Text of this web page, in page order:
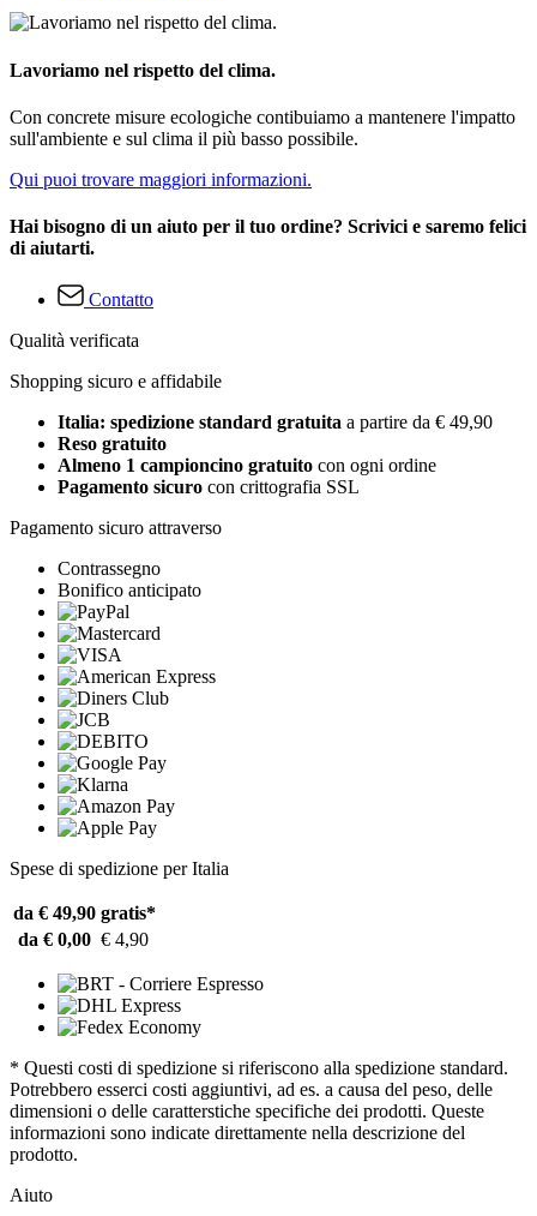
Lavoriamo nel rispetto del clima.
Con concrete misure ecologiche contibuiamo a mantenere l'impatto
sull'ambiente e sul clima il più basso possibile.
Qui puoi trovare maggiori informazioni.
Hai bisogno di un aiuto per il tuo ordine? Scrivici e saremo felici
di aiutarti.
Contatto
Qualità verificata
Shopping sicuro e affidabile
Italia: spedizione standard gratuita a partire da € 49,90
Reso gratuito
Almeno 1 campioncino gratuito con ogni ordine
Pagamento sicuro con crittografia SSL
Pagamento sicuro attraverso
Contrassegno
Bonifico anticipato
Spese di spedizione per Italia
da € 49,90 gratis*
da € 0,00 € 4,90
* Questi costi di spedizione si riferiscono alla spedizione standard.
Potrebbero esserci costi aggiuntivi, ad es. a causa del peso, delle
dimensioni o delle caratterstiche specifiche dei prodotti. Queste
informazioni sono indicate direttamente nella descrizione del
prodotto.
Aiuto